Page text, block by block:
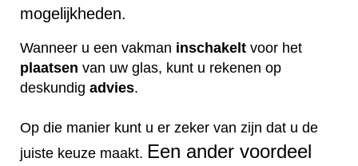
mogelijkheden.
Wanneer u een vakman inschakelt voor het
plaatsen van uw glas, kunt u rekenen op
deskundig advies.
Op die manier kunt u er zeker van zijn dat u de
juiste keuze maakt. Een ander voordeel